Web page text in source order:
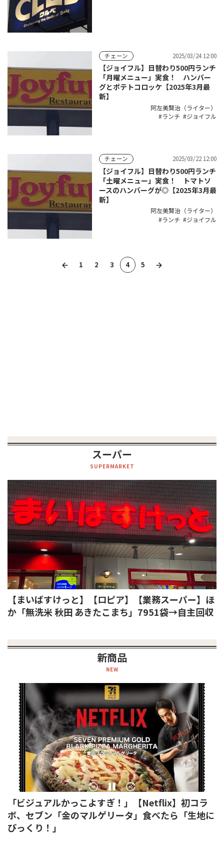
チェーン 2025/03/24 12:00
【ジョイフル】日替わり500円ランチ
「月曜メニュー」実食！ ハンバー
グとポテトコロッケ【2025年3月最
新】
阿左美賢治（ライター）
ランチ
ジョイフル
チェーン 2025/03/22 12:00
【ジョイフル】日替わり500円ランチ
「土曜メニュー」実食！ トマトソ
ースのハンバーグが◎【2025年3月最
新】
阿左美賢治（ライター）
ランチ
ジョイフル
1 2 3 4 5
スーパー
SUPERMARKET
【まいばすけっと】【ロピア】【業務スーパー】ほ
か「無洗米 秋田 あきたこまち」7951袋→自主回収
新商品
NEW
「ビジュアルかっこよすぎ！」【Netflix】初コラ
ボ、セブン「金のマルゲリータ」食べたら「生地に
びっくり！」